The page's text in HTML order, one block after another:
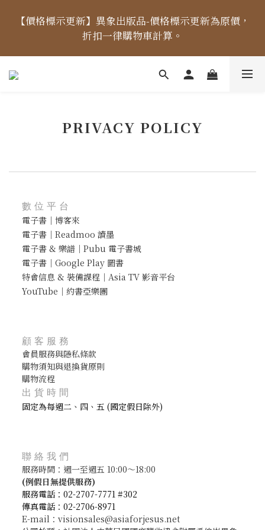
【價格標示更新】異象出版品-價格標示更新為原價，
折扣一律購物車計算。
【價格標示更新】異象出版品-價格標示更新為原價，
折扣一律購物車計算。
【出貨時間】04/14起，每周二、四、五出貨 (國定假
日除外) ，出貨日當天「中午12點前未完成付款」之訂
PRIVACY POLICY
數位平台
電子書｜博客來
電子書｜Readmoo 讀墨
電子書 & 樂譜｜Pubu 電子書城
電子書｜Google Play 圖書
特會信息 & 裝備課程｜Asia TV 影音平台
YouTube｜約書亞樂團
顧客服務
會員服務與隱私條款
購物須知與退換貨原則
購物流程
出貨時間
固定為每週二、四、五 (國定假日除外)
聯絡我們
服務時間：週一至週五 10:00～18:00
(例假日無提供服務)
服務電話：02-2707-7771 #302
傳真電話：02-2706-8971
E-mail：visionsales@asiaforjesus.net